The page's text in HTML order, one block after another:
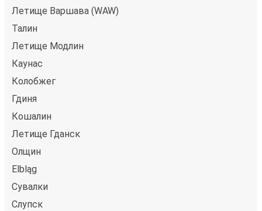
Летище Варшава (WAW)
Талин
Летище Модлин
Каунас
Колобжег
Гдиня
Кошалин
Летище Гданск
Олщин
Elbląg
Сувалки
Слупск